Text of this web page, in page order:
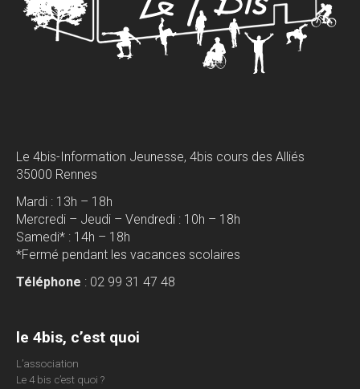
Le 4bis-Information Jeunesse, 4bis cours des Alliés
35000 Rennes
Mardi : 13h – 18h
Mercredi – Jeudi – Vendredi : 10h – 18h
Samedi* : 14h – 18h
*Fermé pendant les vacances scolaires
Téléphone : 02 99 31 47 48
le 4bis, c’est quoi
L’association
Le 4 bis c’est quoi ?